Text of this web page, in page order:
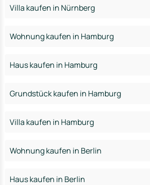
Villa kaufen in Nürnberg
Wohnung kaufen in Hamburg
Haus kaufen in Hamburg
Grundstück kaufen in Hamburg
Villa kaufen in Hamburg
Wohnung kaufen in Berlin
Haus kaufen in Berlin